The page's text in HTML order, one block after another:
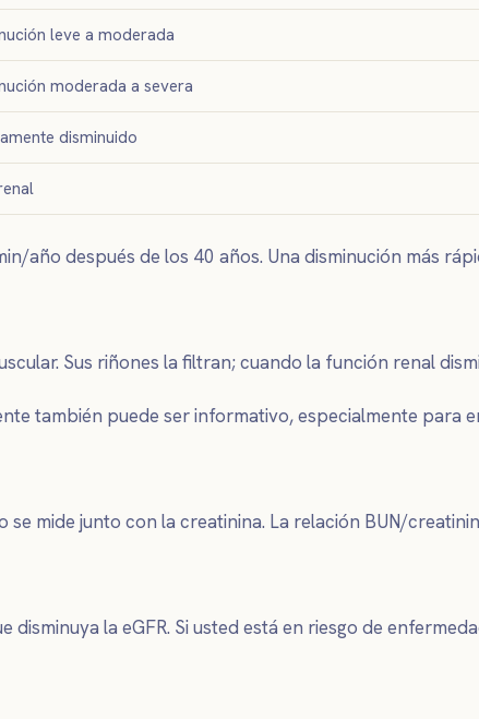
leve a moderada
moderada a severa
disminuido
año después de los 40 años. Una disminución más
Sus riñones la filtran; cuando la función renal
también puede ser informativo, especialmente para
mide junto con la creatinina. La relación BUN/
la eGFR. Si usted está en riesgo de